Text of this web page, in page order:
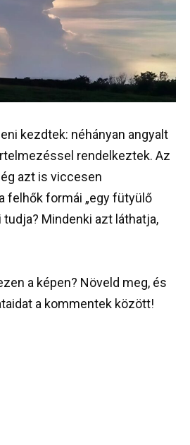
kezdtek: néhányan angyalt
rendelkeztek. Az
azt is viccesen
felhők formái „egy fütyülő
tudja? Mindenki azt láthatja,
a képen? Növeld meg, és
a kommentek között!